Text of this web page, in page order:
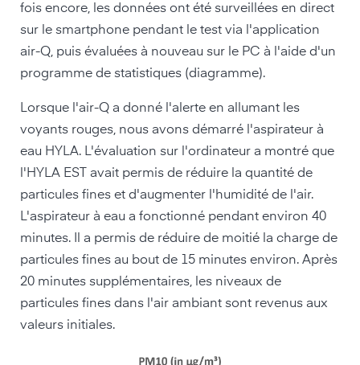
fois encore, les données ont été surveillées en direct
sur le smartphone pendant le test via l'application
air-Q, puis évaluées à nouveau sur le PC à l'aide d'un
programme de statistiques (diagramme).
Lorsque l'air-Q a donné l'alerte en allumant les
voyants rouges, nous avons démarré l'aspirateur à
eau HYLA. L'évaluation sur l'ordinateur a montré que
l'HYLA EST avait permis de réduire la quantité de
particules fines et d'augmenter l'humidité de l'air.
L'aspirateur à eau a fonctionné pendant environ 40
minutes. Il a permis de réduire de moitié la charge de
particules fines au bout de 15 minutes environ. Après
20 minutes supplémentaires, les niveaux de
particules fines dans l'air ambiant sont revenus aux
valeurs initiales.